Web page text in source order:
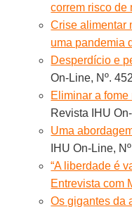
correm risco de
Crise alimentar
uma pandemia
Desperdício e
On-Line, Nº. 452
Eliminar a
Revista IHU
Uma
IHU On-Line,
“A liberdade é
Entrevista com
Os gigantes da